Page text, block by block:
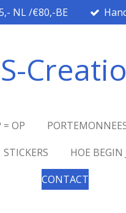
NL /€80,-BE
= OP
STICKERS
HOE BEGIN
CONTACT